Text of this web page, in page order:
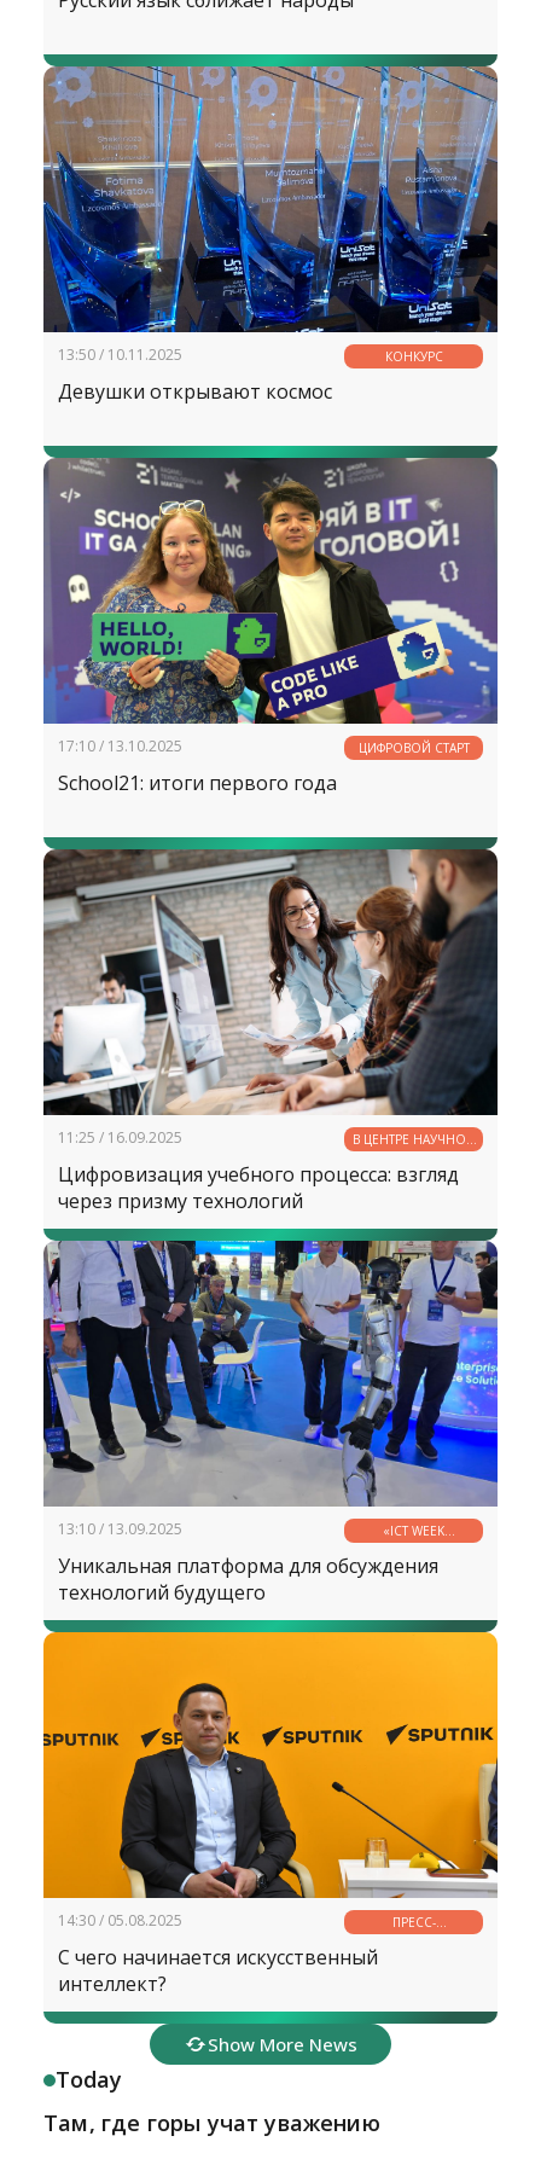
13:50 / 10.11.2025 КОНКУРС
Девушки открывают космос
17:10 / 13.10.2025 ЦИФРОВОЙ СТАРТ
School21: итоги первого года
11:25 / 16.09.2025
В ЦЕНТРЕ НАУЧНОЙ
МЫСЛИ
Цифровизация учебного процесса: взгляд
через призму технологий
13:10 / 13.09.2025
«ICT WEEK
UZBEKISTAN 2025»
Уникальная платформа для обсуждения
технологий будущего
14:30 / 05.08.2025
ПРЕСС-
КОНФЕРЕНЦИЯ
С чего начинается искусственный
интеллект?
Show More News
Today
Там, где горы учат уважению